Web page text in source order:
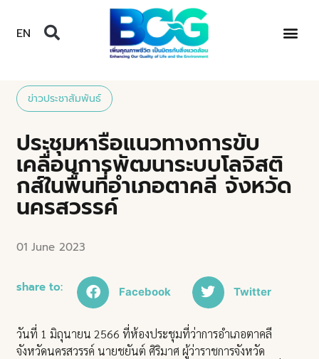
EN
ข่าวประชาสัมพันธ์
ประชุมหารือแนวทางการขับ
เคลื่อนการพัฒนาระบบโลจิสติ
กส์ในพื้นที่อำเภอตาคลี จังหวัด
นครสวรรค์
01 June 2023
share to: Facebook Twitter
วันที่ 1 มิถุนายน 2566 ที่ห้องประชุมที่ว่าการอำเภอตาคลี
จังหวัดนครสวรรค์ นายชยันต์ ศิริมาศ ผู้ว่าราชการจังหวัด